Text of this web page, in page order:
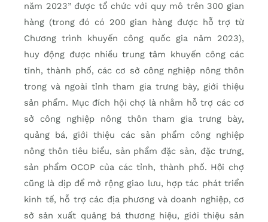
năm 2023” được tổ chức với quy mô trên 300 gian
hàng (trong đó có 200 gian hàng được hỗ trợ từ
Chương trình khuyến công quốc gia năm 2023),
huy động được nhiều trung tâm khuyến công các
tỉnh, thành phố, các cơ sở công nghiệp nông thôn
trong và ngoài tỉnh tham gia trưng bày, giới thiệu
sản phẩm. Mục đích hội chợ là nhằm hỗ trợ các cơ
sở công nghiệp nông thôn tham gia trưng bày,
quảng bá, giới thiệu các sản phẩm công nghiệp
nông thôn tiêu biểu, sản phẩm đặc sản, đặc trưng,
sản phẩm OCOP của các tỉnh, thành phố. Hội chợ
cũng là dịp để mở rộng giao lưu, hợp tác phát triển
kinh tế, hỗ trợ các địa phương và doanh nghiệp, cơ
sở sản xuất quảng bá thương hiệu, giới thiệu sản